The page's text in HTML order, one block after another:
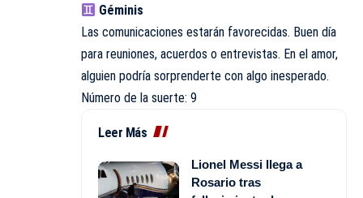
Géminis
Las comunicaciones estarán favorecidas. Buen día
para reuniones, acuerdos o entrevistas. En el amor,
alguien podría sorprenderte con algo inesperado.
Número de la suerte: 9
Leer Más
Lionel Messi llega a
Rosario tras